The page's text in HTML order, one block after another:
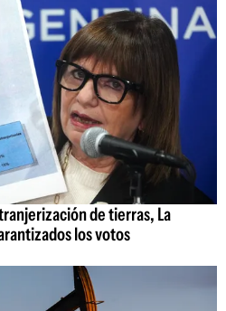
de tierras, La
los votos